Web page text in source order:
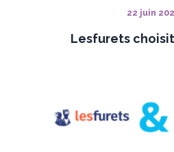
22 juin
Lesfurets